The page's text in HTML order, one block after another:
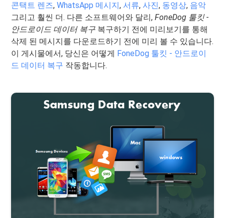
콘택트 렌즈,WhatsApp 메시지, 서류,사진, 동영상, 음악
그리고 훨씬 더. 다른 소프트웨어와 달리,FoneDog 툴킷 -
안드로이드 데이터 복구 복구하기 전에 미리보기를 통해
삭제 된 메시지를 다운로드하기 전에 미리 볼 수 있습니다.
이 게시물에서, 당신은 어떻게 FoneDog 툴킷 - 안드로이
드 데이터 복구 작동합니다.